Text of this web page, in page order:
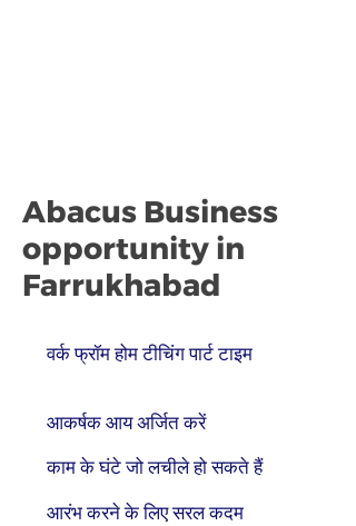
Abacus Business
opportunity in
Farrukhabad
वर्क फ्रॉम होम टीचिंग पार्ट टाइम
आकर्षक आय अर्जित करें
काम के घंटे जो लचीले हो सकते हैं
आरंभ करने के लिए सरल कदम